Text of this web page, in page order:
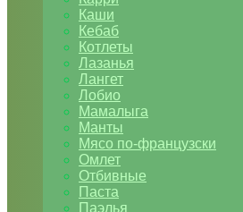
Каши
Кебаб
Котлеты
Лазанья
Лангет
Лобио
Мамалыга
Манты
Мясо по-французски
Омлет
Отбивные
Паста
Паэлья